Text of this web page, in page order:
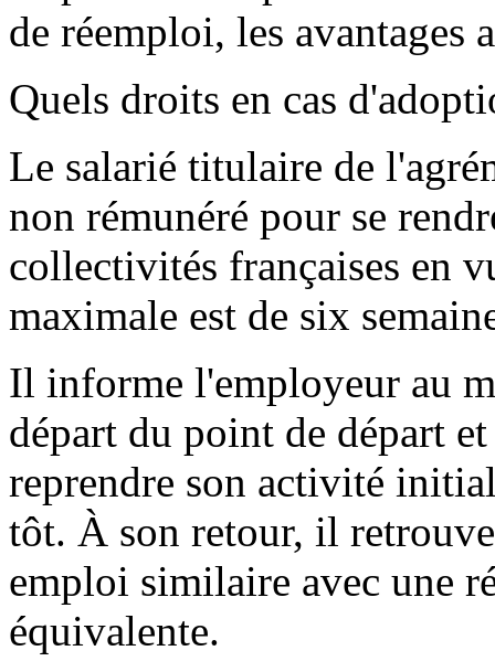
de réemploi, les avantages
Quels droits en cas
Le salarié titulaire de
non rémunéré pour se
collectivités françaises en
maximale est de six
Il informe l'employeur au
départ du point de départ
reprendre son activité
tôt. À son retour, il
emploi similaire avec une
équivalente.